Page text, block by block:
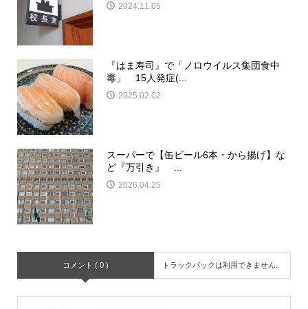
2024.11.05
『はま寿司』で「ノロウイルス集団食中
毒」 15人発症(...
2025.02.02
スーパーで【缶ビール6本・から揚げ】な
ど『万引き』 ...
2026.04.25
コメント ( 0 ) トラックバックは利用できません。